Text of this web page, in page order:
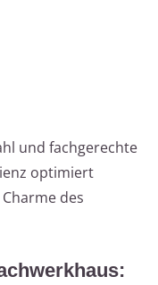
und fachgerechte
optimiert
des